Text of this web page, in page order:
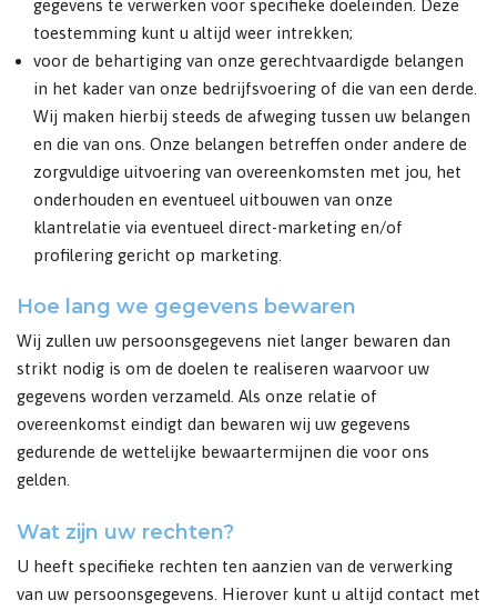
gegevens te verwerken voor specifieke doeleinden. Deze
toestemming kunt u altijd weer intrekken;
voor de behartiging van onze gerechtvaardigde belangen
in het kader van onze bedrijfsvoering of die van een derde.
Wij maken hierbij steeds de afweging tussen uw belangen
en die van ons. Onze belangen betreffen onder andere de
zorgvuldige uitvoering van overeenkomsten met jou, het
onderhouden en eventueel uitbouwen van onze
klantrelatie via eventueel direct-marketing en/of
profilering gericht op marketing.
Hoe lang we gegevens bewaren
Wij zullen uw persoonsgegevens niet langer bewaren dan
strikt nodig is om de doelen te realiseren waarvoor uw
gegevens worden verzameld. Als onze relatie of
overeenkomst eindigt dan bewaren wij uw gegevens
gedurende de wettelijke bewaartermijnen die voor ons
gelden.
Wat zijn uw rechten?
U heeft specifieke rechten ten aanzien van de verwerking
van uw persoonsgegevens. Hierover kunt u altijd contact met